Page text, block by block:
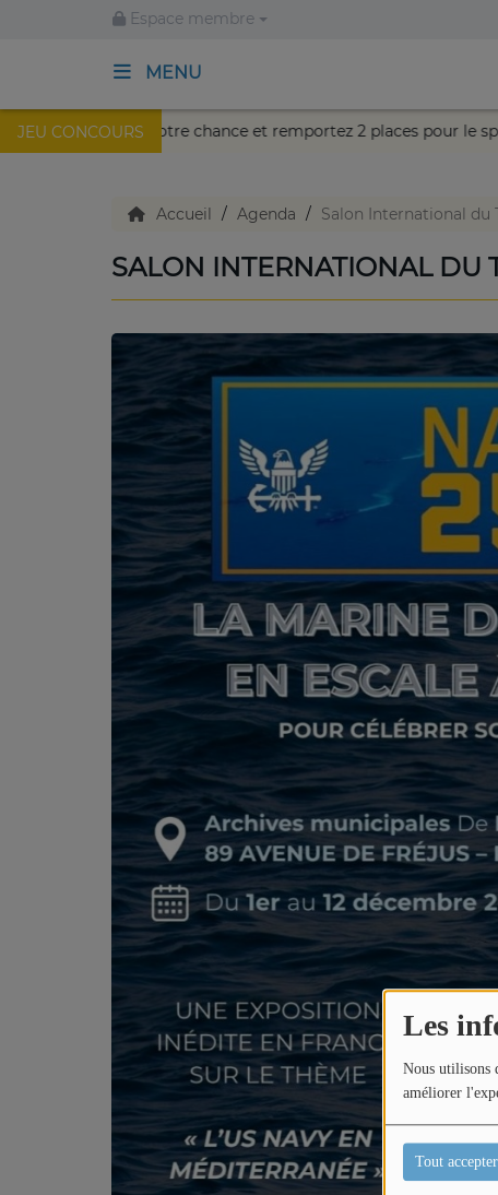
Les
Nous utilisons
améliorer
Tout accepter
Espace membre
MENU
JEU CONCOURS
Nice ! Cette semaine, tentez votre chance et
ACCUEIL
TV en direct
Replay TV
Emissions Radio
Titres diffusés
Contactez-nous
Accueil Agenda Salon International du
SALON INTERNATIONAL DU